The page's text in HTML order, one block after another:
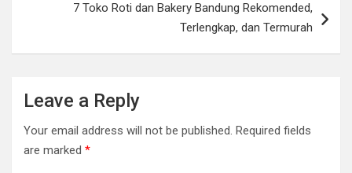
7 Toko Roti dan Bakery Bandung Rekomended,
Terlengkap, dan Termurah
Leave a Reply
Your email address will not be published. Required fields
are marked *